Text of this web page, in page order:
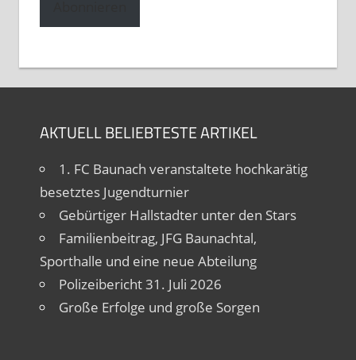
AKTUELL BELIEBTESTE ARTIKEL
1. FC Baunach veranstaltete hochkarätig
besetztes Jugendturnier
Gebürtiger Hallstadter unter den Stars
Familienbeitrag, JFG Baunachtal,
Sporthalle und eine neue Abteilung
Polizeibericht 31. Juli 2026
Große Erfolge und große Sorgen